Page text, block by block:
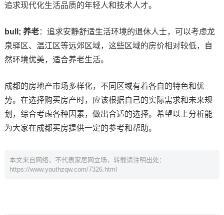
追求现代化生活品质的年轻人和技术人才。
bull; 养老：追求安静舒适生活环境的退休人士，可以考虑龙
泉驿区、温江区等远郊区域，这些区域的房价相对较低，自
然环境优美，适合养老生活。
成都的房地产市场多样化，不同区域有着各自的特色和优
势。在选择购买房产时，应该根据自己的实际需求和未来规
划，综合考虑各种因素，做出合适的选择。希望以上分析能
为大家在成都买房提供一定的参考和帮助。
本文来自网络，不代表家居网立场，转载请注明出处：
https://www.youthzqw.com/7326.html